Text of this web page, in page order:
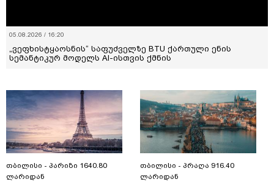
05.08.2026 / 16:20
„ვეფხისტყაოსნის“ საფუძველზე BTU ქართული ენის
სემანტიკურ მოდელს AI-ისთვის ქმნის
თბილისი - პარიზი 1640.80
ლარიდან
თბილისი - პრაღა 916.40
ლარიდან